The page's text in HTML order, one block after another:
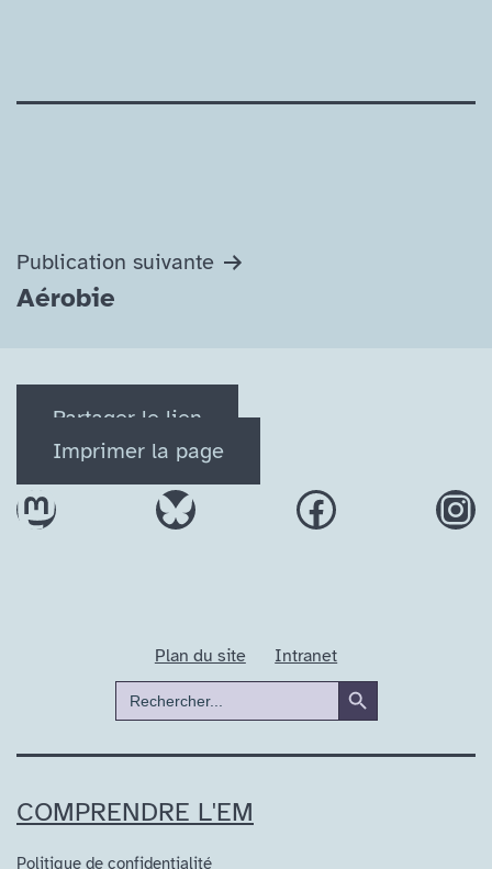
Navigation
de
Publication suivante
Aérobie
Partager le lien
Imprimer la page
MastodonBluesky Facebook
Plan du site Intranet
Search
for:
Search Button
COMPRENDRE L'EM
Politique de confidentialité